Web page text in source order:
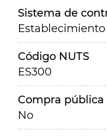
Sistema de
Código NUTS
ES300
Compra
No